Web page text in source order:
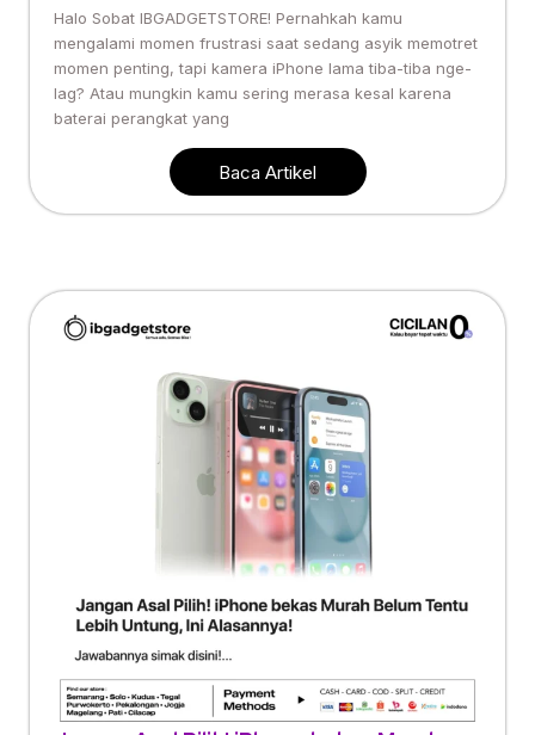
Halo Sobat IBGADGETSTORE! Pernahkah kamu
mengalami momen frustrasi saat sedang asyik memotret
momen penting, tapi kamera iPhone lama tiba-tiba nge-
lag? Atau mungkin kamu sering merasa kesal karena
baterai perangkat yang
Baca Artikel